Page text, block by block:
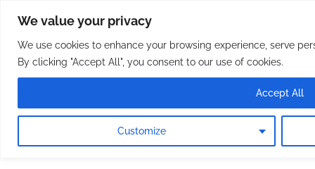
We value your privacy
We use cookies to enhance your browsing experience, serve
By clicking "Accept All", you consent to our use of cookies.
Customize
Accept All
content
Osterreichische Pfarreie